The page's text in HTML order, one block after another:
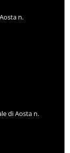
n.
di Aosta n.